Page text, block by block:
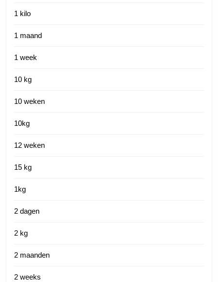
1 kilo
1 maand
1 week
10 kg
10 weken
10kg
12 weken
15 kg
1kg
2 dagen
2 kg
2 maanden
2 weeks